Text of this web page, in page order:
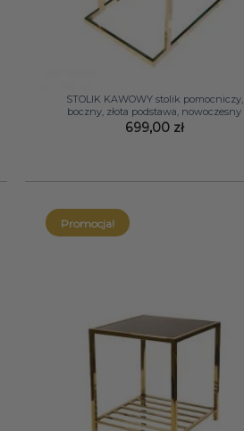
STOLIK KAWOWY stolik pomocniczy,
boczny, złota podstawa, nowoczesny
699,00 zł
Promocja!